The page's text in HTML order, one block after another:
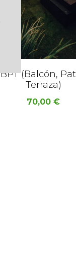
BPT (Balcón,
Terraza)
70,00 €